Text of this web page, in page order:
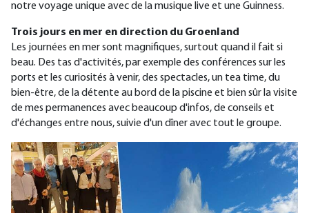
notre voyage unique avec de la musique live et une Guinness.
Trois jours en mer en direction du Groenland
Les journées en mer sont magnifiques, surtout quand il fait si
beau. Des tas d'activités, par exemple des conférences sur les
ports et les curiosités à venir, des spectacles, un tea time, du
bien-être, de la détente au bord de la piscine et bien sûr la visite
de mes permanences avec beaucoup d'infos, de conseils et
d'échanges entre nous, suivie d'un dîner avec tout le groupe.